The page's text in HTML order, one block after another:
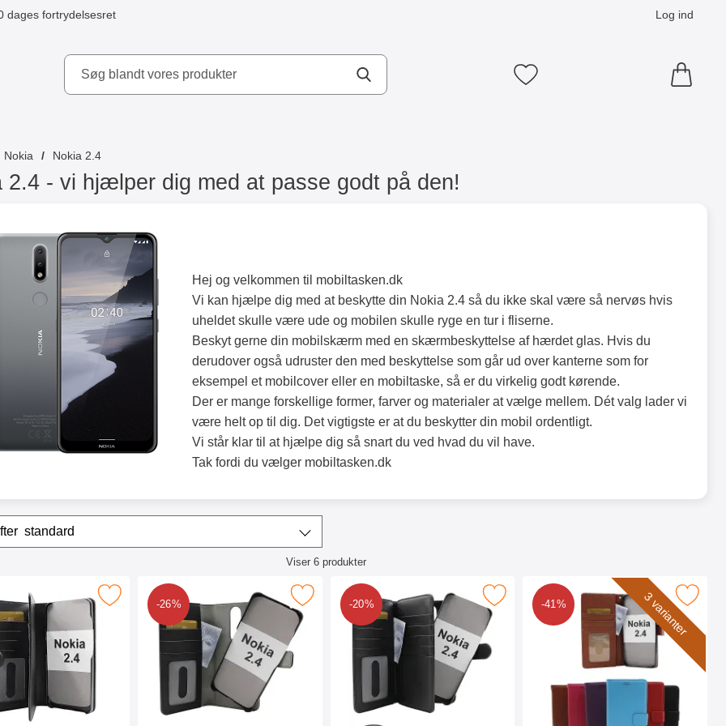
dages fortrydelsesret Log ind
AB Mine favoritter
Nokia Nokia 2.4
2.4 - vi hjælper dig med at passe godt på den!
Hej og velkommen til mobiltasken.dk
Vi kan hjælpe dig med at beskytte din Nokia 2.4 så du ikke skal være så nervøs hvis
uheldet skulle være ude og mobilen skulle ryge en tur i fliserne.
Beskyt gerne din mobilskærm med en skærmbeskyttelse af hærdet glas. Hvis du
derudover også udruster den med beskyttelse som går ud over kanterne som for
eksempel et mobilcover eller en mobiltaske, så er du virkelig godt kørende.
Der er mange forskellige former, farver og materialer at vælge mellem. Dét valg lader vi
være helt op til dig. Det vigtigste er at du beskytter din mobil ordentligt.
Vi står klar til at hjælpe dig så snart du ved hvad du vil have.
Tak fordi du vælger mobiltasken.dk
standard
Viser6produkter
skimblocker XL Wallet Nokia 2.4 som favorit
-26%
Marker skimblocker Magnet Wallet Nokia 2.4 som favorit
-20%
Marker skimblocker XL Magnet Wallet Nokia 2.4 som favorit3 varianter
-41%
Marker new Standcase Wallet